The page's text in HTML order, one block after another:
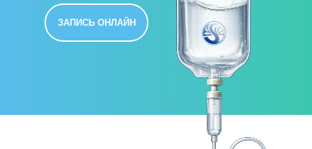
ЗАПИСЬ ОНЛАЙН